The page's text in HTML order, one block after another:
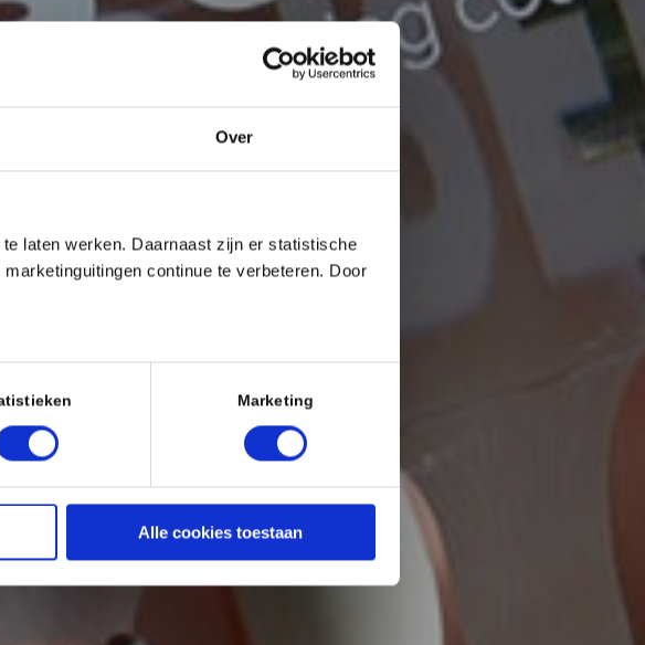
Over
laten werken. Daarnaast zijn er statistische
continue te verbeteren. Door
Marketing
Alle cookies toestaan